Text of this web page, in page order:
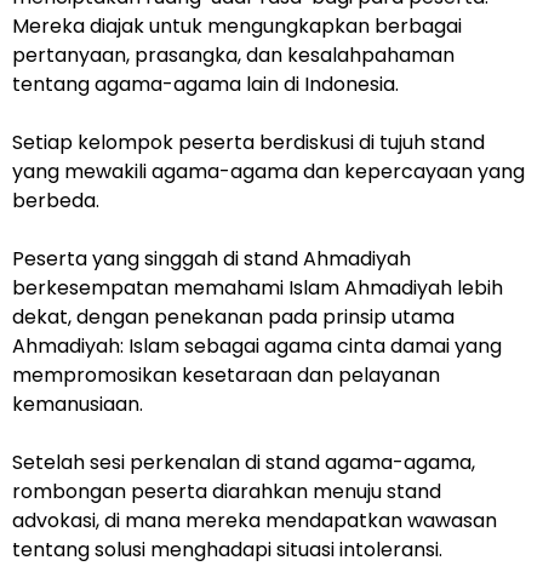
Mereka diajak untuk mengungkapkan berbagai
pertanyaan, prasangka, dan kesalahpahaman
tentang agama-agama lain di Indonesia.
Setiap kelompok peserta berdiskusi di tujuh stand
yang mewakili agama-agama dan kepercayaan yang
berbeda.
Peserta yang singgah di stand Ahmadiyah
berkesempatan memahami Islam Ahmadiyah lebih
dekat, dengan penekanan pada prinsip utama
Ahmadiyah: Islam sebagai agama cinta damai yang
mempromosikan kesetaraan dan pelayanan
kemanusiaan.
Setelah sesi perkenalan di stand agama-agama,
rombongan peserta diarahkan menuju stand
advokasi, di mana mereka mendapatkan wawasan
tentang solusi menghadapi situasi intoleransi.